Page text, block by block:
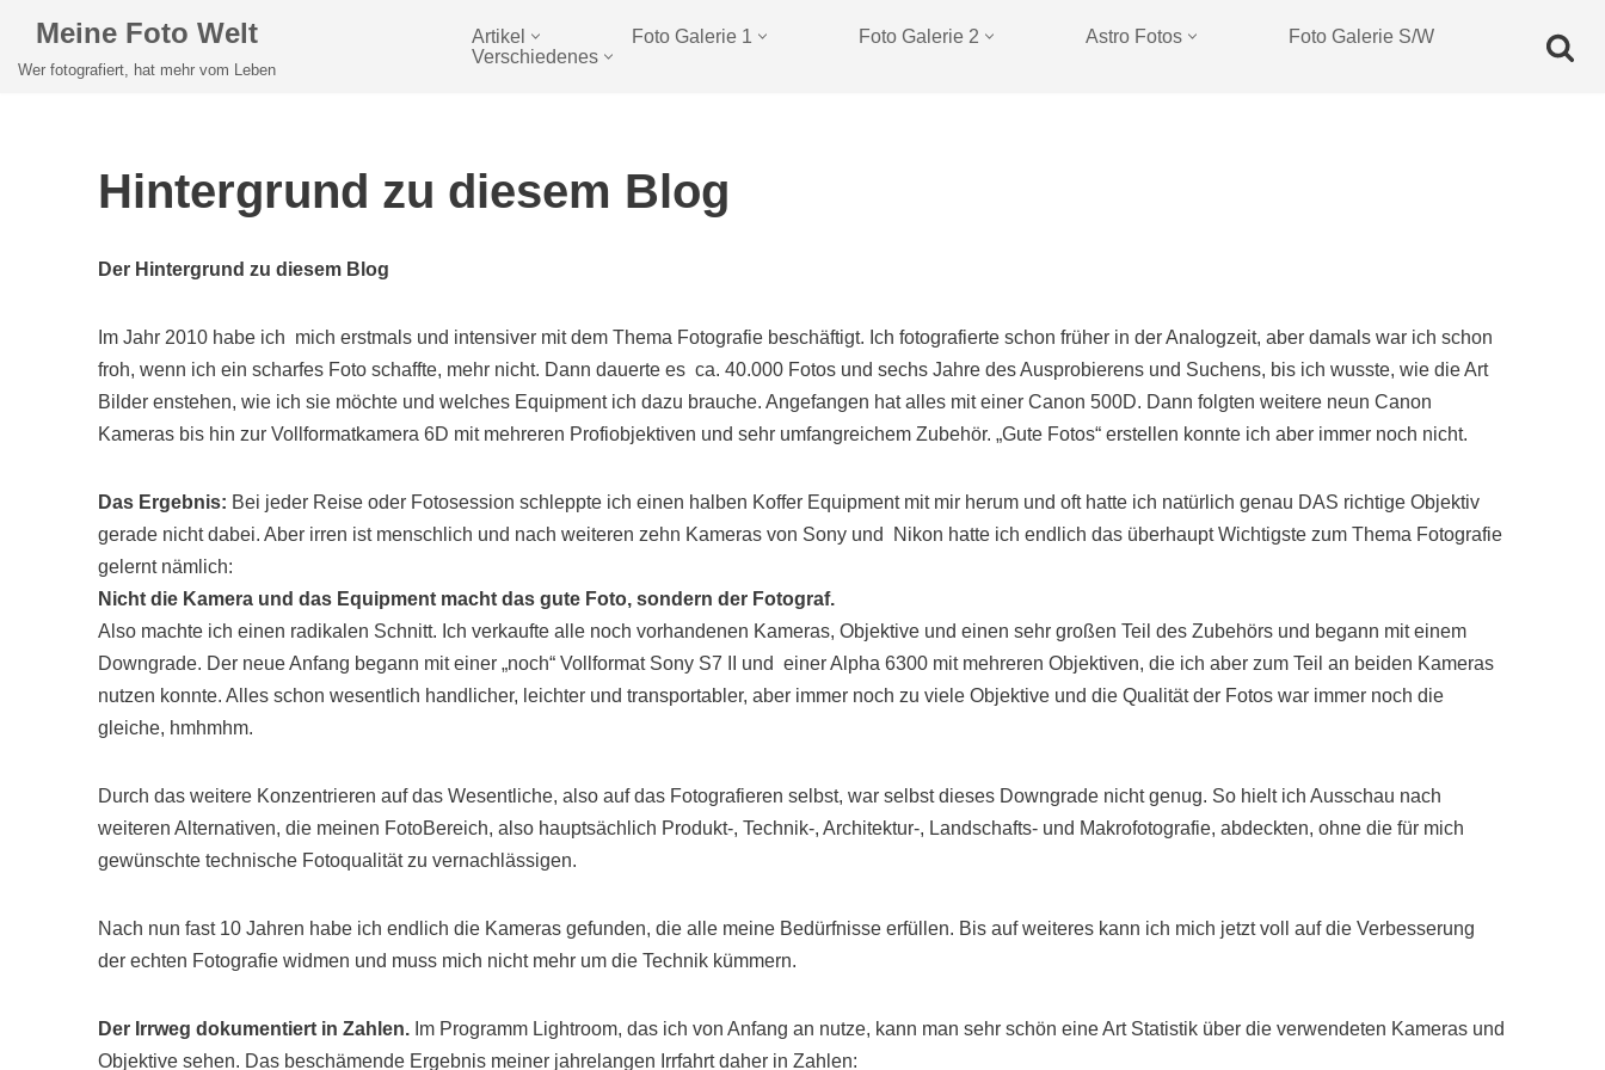
Zum
Meine Foto Welt
Wer fotografiert, hat mehr vom Leben
Artikel Foto Galerie 1 Foto Galerie 2 Astro Fotos
Foto Galerie S/W
Verschiedenes
Hintergrund zu diesem Blog
Der Hintergrund zu diesem Blog
Im Jahr 2010 habe ich mich erstmals und intensiver mit dem Thema Fotografie beschäftigt. Ich fotografierte schon früher in der Analogzeit, aber damals war ich schon
froh, wenn ich ein scharfes Foto schaffte, mehr nicht. Dann dauerte es ca. 40.000 Fotos und sechs Jahre des Ausprobierens und Suchens, bis ich wusste, wie die Art
Bilder enstehen, wie ich sie möchte und welches Equipment ich dazu brauche. Angefangen hat alles mit einer Canon 500D. Dann folgten weitere neun Canon
Kameras bis hin zur Vollformatkamera 6D mit mehreren Profiobjektiven und sehr umfangreichem Zubehör. „Gute Fotos“ erstellen konnte ich aber immer noch nicht.
Das Ergebnis: Bei jeder Reise oder Fotosession schleppte ich einen halben Koffer Equipment mit mir herum und oft hatte ich natürlich genau DAS richtige Objektiv
gerade nicht dabei. Aber irren ist menschlich und nach weiteren zehn Kameras von Sony und Nikon hatte ich endlich das überhaupt Wichtigste zum Thema Fotografie
gelernt nämlich:
Nicht die Kamera und das Equipment macht das gute Foto, sondern der Fotograf.
Also machte ich einen radikalen Schnitt. Ich verkaufte alle noch vorhandenen Kameras, Objektive und einen sehr großen Teil des Zubehörs und begann mit einem
Downgrade. Der neue Anfang begann mit einer „noch“ Vollformat Sony S7 II und einer Alpha 6300 mit mehreren Objektiven, die ich aber zum Teil an beiden Kameras
nutzen konnte. Alles schon wesentlich handlicher, leichter und transportabler, aber immer noch zu viele Objektive und die Qualität der Fotos war immer noch die
gleiche, hmhmhm.
Durch das weitere Konzentrieren auf das Wesentliche, also auf das Fotografieren selbst, war selbst dieses Downgrade nicht genug. So hielt ich Ausschau nach
weiteren Alternativen, die meinen FotoBereich, also hauptsächlich Produkt-, Technik-, Architektur-, Landschafts- und Makrofotografie, abdeckten, ohne die für mich
gewünschte technische Fotoqualität zu vernachlässigen.
Nach nun fast 10 Jahren habe ich endlich die Kameras gefunden, die alle meine Bedürfnisse erfüllen. Bis auf weiteres kann ich mich jetzt voll auf die Verbesserung
der echten Fotografie widmen und muss mich nicht mehr um die Technik kümmern.
Der Irrweg dokumentiert in Zahlen. Im Programm Lightroom, das ich von Anfang an nutze, kann man sehr schön eine Art Statistik über die verwendeten Kameras und
Objektive sehen. Das beschämende Ergebnis meiner jahrelangen Irrfahrt daher in Zahlen: